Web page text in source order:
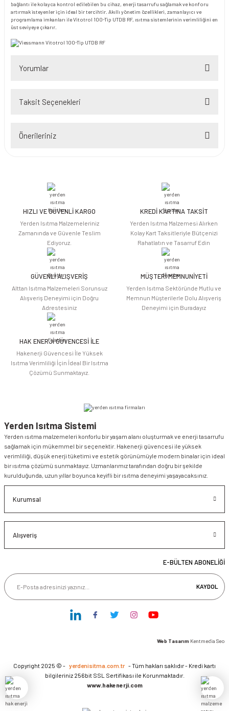
bağlantı ile kolayca kontrol edilebilen bu cihaz, enerji tasarrufu sağlamak ve konforu
artırmak isteyenler için ideal bir tercihtir. Akıllı yönetim özellikleri, zamanlayıcı ve
programlama imkanları ile Vitotrol 100-Tip UTDB RF, ısıtma sistemlerinin verimliliğini en
üst seviyeye çıkarır.
Yorumlar
Taksit Seçenekleri
Önerileriniz
iletebilirsiniz.
Görüş ve önerileriniz için teşekkür ederiz.
Ürün açıklamasında eksik bilgiler bulunuyor.
Ürün bilgilerinde hatalar bulunuyor.
Ürün fiyatı diğer sitelerden daha pahalı.
Bu ürüne benzer farklı alternatifler olmalı.
HIZLI VE GÜVENLİ KARGO
Yerden Isıtma Malzemeleriniz
Zamanında ve Güvenle Teslim
Ediyoruz.
KREDİ KARTINA TAKSİT
Yerden Isıtma Malzemesi Alırken
Kolay Kart Taksitleriyle Bütçenizi
Rahatlatın ve Tasarruf Edin
GÜVENLİ ALIŞVERİŞ
Alttan Isıtma Malzemeleri Sorunsuz
Alışveriş Deneyimi için Doğru
Adrestesiniz
MÜŞTERİ MEMNUNİYETİ
Yerden Isıtma Sektöründe Mutlu ve
Memnun Müşterilerle Dolu Alışveriş
Deneyimi için Buradayız
HAK ENERJİ GÜVENCESİ İLE
Hakenerji Güvencesi İle Yüksek
Isıtma Verimliliği İçin İdeal Bir Isıtma
Çözümü Sunmaktayız.
Yerden Isıtma Sistemi
Yerden ısıtma malzemeleri konforlu bir yaşam alanı oluşturmak ve enerji tasarrufu
sağlamak için mükemmel bir seçenektir. Hakenerji güvencesi ile yüksek
verimliliği, düşük enerji tüketimi ve estetik görünümüyle modern binalar için ideal
bir ısıtma çözümü sunmaktayız. Uzmanlarımız tarafından doğru bir şekilde
kurulduğunda, uzun yıllar boyunca keyifli bir ısıtma deneyimi yaşayacaksınız.
Kurumsal
Alışveriş
E-BÜLTEN ABONELİĞİ
KAYDOL
Web Tasarım Kentmedia Seo
Copyright 2025 © - yerdenisitma.com.tr - Tüm hakları saklıdır - Kredi kartı
bilgileriniz 256bit SSL Sertifikası ile Korunmaktadır.
www.hakenerji.com